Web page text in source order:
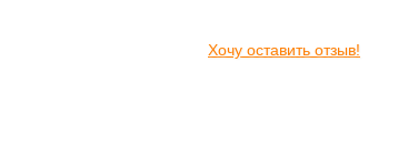
Хочу оставить отзыв!